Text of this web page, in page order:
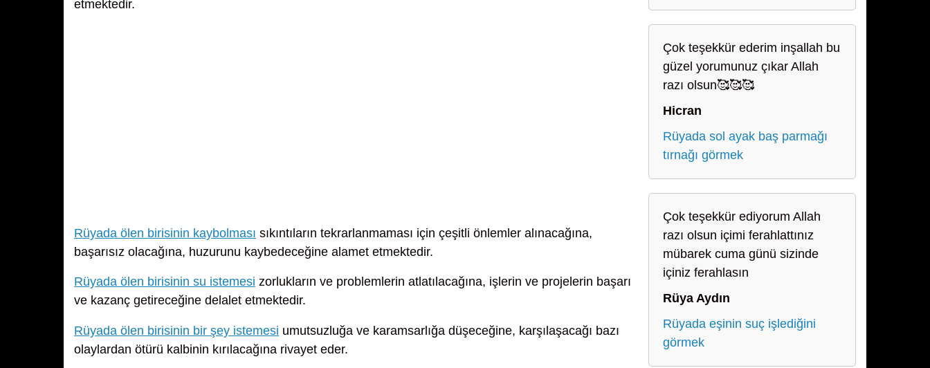
etmektedir.
Rüyada ölen birisinin kaybolması sıkıntıların tekrarlanmaması için çeşitli önlemler alınacağına,
başarısız olacağına, huzurunu kaybedeceğine alamet etmektedir.
Rüyada ölen birisinin su istemesi zorlukların ve problemlerin atlatılacağına, işlerin ve projelerin başarı
ve kazanç getireceğine delalet etmektedir.
Rüyada ölen birisinin bir şey istemesi umutsuzluğa ve karamsarlığa düşeceğine, karşılaşacağı bazı
olaylardan ötürü kalbinin kırılacağına rivayet eder.
Çok teşekkür ederim inşallah bu
güzel yorumunuz çıkar Allah
razı olsun🥰🥰🥰
Hicran
Rüyada sol ayak baş parmağı
tırnağı görmek
Çok teşekkür ediyorum Allah
razı olsun içimi ferahlattınız
mübarek cuma günü sizinde
içiniz ferahlasın
Rüya Aydın
Rüyada eşinin suç işlediğini
görmek